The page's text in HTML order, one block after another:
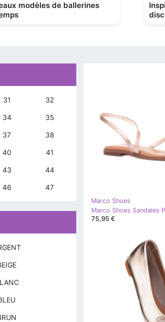
modèles de ballerines
Marco Shoes
Marco Shoes Sandales
75,95 €
31 32
34 35
37 38
40 41
43 44
46 47